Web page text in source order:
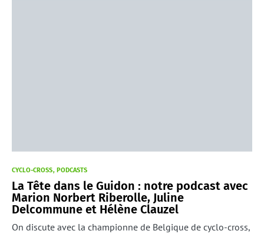
CYCLO-CROSS PODCASTS
La Tête dans le Guidon : notre podcast avec
Marion Norbert Riberolle, Juline
Delcommune et Hélène Clauzel
On discute avec la championne de Belgique de cyclo-cross,